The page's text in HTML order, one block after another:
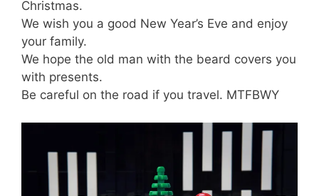
Christmas.
We wish you a good New Year’s Eve and enjoy
your family.
We hope the old man with the beard covers you
with presents.
Be careful on the road if you travel. MTFBWY